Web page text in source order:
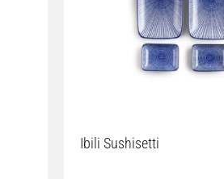
Ibili Sushisetti